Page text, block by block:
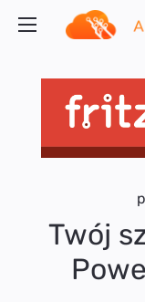
Twój